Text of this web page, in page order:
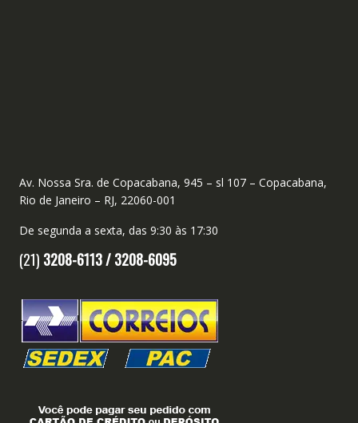
Av. Nossa Sra. de Copacabana, 945 – sl 107 – Copacabana,
Rio de Janeiro – RJ, 22060-001
De segunda a sexta, das 9:30 às 17:30
(21) 3208-6113 /3208-6095